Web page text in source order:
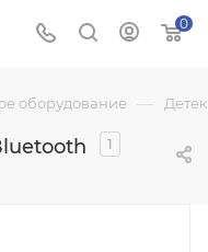
0
оборудование —
1